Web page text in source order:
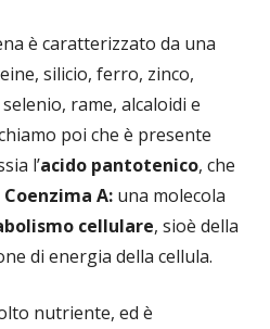
è caratterizzato da una
silicio, ferro, zinco,
rame, alcaloidi e
poi che è presente
l’acido pantotenico, che
Coenzima A: una molecola
cellulare, sioè della
di energia della cellula.
nutriente, ed è